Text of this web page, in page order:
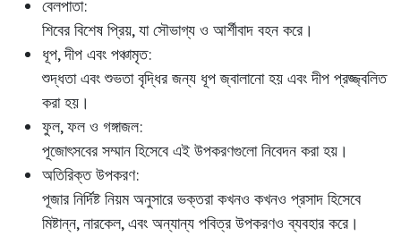
বেলপাতা:
শিবের বিশেষ প্রিয়, যা সৌভাগ্য ও আর্শীবাদ বহন করে।
ধূপ, দীপ এবং পঞ্চামৃত:
শুদ্ধতা এবং শুভতা বৃদ্ধির জন্য ধূপ জ্বালানো হয় এবং দীপ প্রজ্জ্বলিত
করা হয়।
ফুল, ফল ও গঙ্গাজল:
পূজোৎসবের সম্মান হিসেবে এই উপকরণগুলো নিবেদন করা হয়।
অতিরিক্ত উপকরণ:
পূজার নির্দিষ্ট নিয়ম অনুসারে ভক্তরা কখনও কখনও প্রসাদ হিসেবে
মিষ্টান্ন, নারকেল, এবং অন্যান্য পবিত্র উপকরণও ব্যবহার করে।